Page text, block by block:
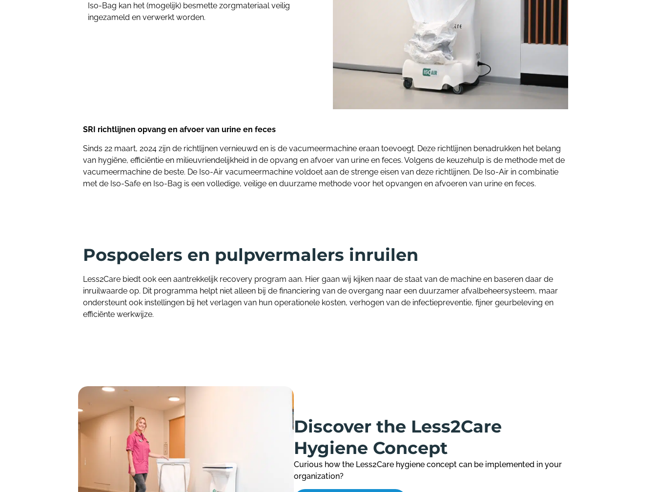
Iso-Bag kan het (mogelijk) besmette zorgmateriaal veilig
ingezameld en verwerkt worden.
SRI richtlijnen opvang en afvoer van urine en feces
Sinds 22 maart, 2024 zijn de richtlijnen vernieuwd en is de vacumeermachine eraan toevoegt. Deze richtlijnen benadrukken het belang
van hygiëne, efficiëntie en milieuvriendelijkheid in de opvang en afvoer van urine en feces. Volgens de keuzehulp is de methode met de
vacumeermachine de beste. De Iso-Air vacumeermachine voldoet aan de strenge eisen van deze richtlijnen. De Iso-Air in combinatie
met de Iso-Safe en Iso-Bag is een volledige, veilige en duurzame methode voor het opvangen en afvoeren van urine en feces.
Pospoelers en pulpvermalers inruilen
Less2Care biedt ook een aantrekkelijk recovery program aan. Hier gaan wij kijken naar de staat van de machine en baseren daar de
inruilwaarde op. Dit programma helpt niet alleen bij de financiering van de overgang naar een duurzamer afvalbeheersysteem, maar
ondersteunt ook instellingen bij het verlagen van hun operationele kosten, verhogen van de infectiepreventie, fijner geurbeleving en
efficiënte werkwijze.
Discover the Less2Care
Hygiene Concept
Curious how the Less2Care hygiene concept can be implemented in your
organization?